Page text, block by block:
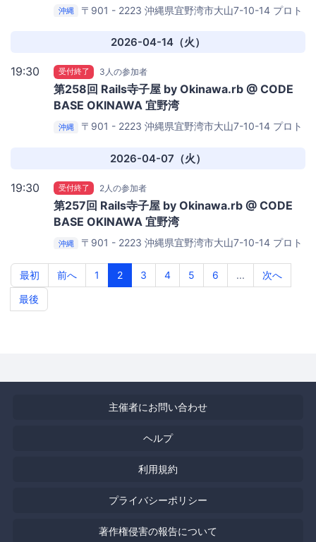
沖縄
〒901 - 2223 沖縄県宜野湾市大山7-10-14 プロト
2026-04-14（火）
19:30 受付終了 3人の参加者
第258回 Rails寺子屋 by Okinawa.rb @ CODE
BASE OKINAWA 宜野湾
沖縄
〒901 - 2223 沖縄県宜野湾市大山7-10-14 プロト
2026-04-07（火）
19:30 受付終了 2人の参加者
第257回 Rails寺子屋 by Okinawa.rb @ CODE
BASE OKINAWA 宜野湾
沖縄
〒901 - 2223 沖縄県宜野湾市大山7-10-14 プロト
最初
前へ 1 2 3 4 5 6 ...
次へ
最後
主催者にお問い合わせ
ヘルプ
利用規約
プライバシーポリシー
著作権侵害の報告について